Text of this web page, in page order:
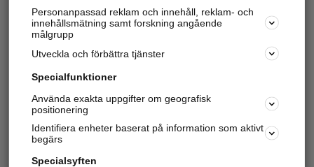
Personanpassad reklam och innehåll, reklam- och
innehållsmätning samt forskning angående
målgrupp
Utveckla och förbättra tjänster
Specialfunktioner
Använda exakta uppgifter om geografisk
positionering
Identifiera enheter baserat på information som aktivt
begärs
Specialsyften